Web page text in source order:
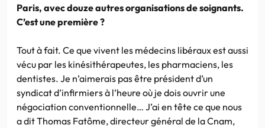
Paris, avec douze autres organisations de soignants.
C’est une première ?
Tout à fait. Ce que vivent les médecins libéraux est aussi
vécu par les kinésithérapeutes, les pharmaciens, les
dentistes. Je n’aimerais pas être président d’un
syndicat d’infirmiers à l’heure où je dois ouvrir une
négociation conventionnelle… J’ai en tête ce que nous
a dit Thomas Fatôme, directeur général de la Cnam,